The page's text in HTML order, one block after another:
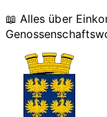
📖 Alles über